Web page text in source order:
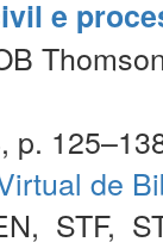
e
de
, STF,